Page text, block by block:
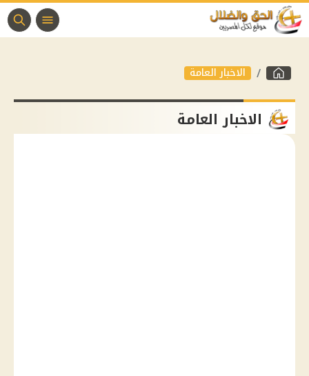
الاخبار العامة
الاخبار العامة